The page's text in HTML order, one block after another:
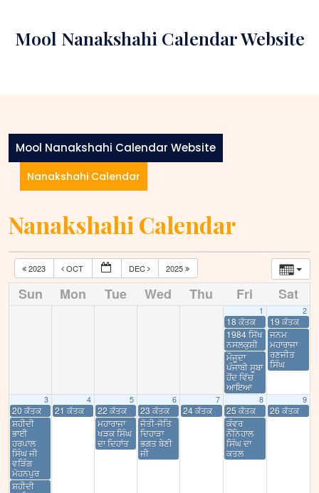
contentMool Nanakshahi Calendar Website
Mool Nanakshahi Calendar Website
Nanakshahi Calendar
Nanakshahi Calendar
2023 OCT DEC 2025
Sun Mon Tue Wed Thu Fri Sat
1
18 ਕੱਤਕ
1984 ਸਿੱਖ
ਨਸਲਕੁਸ਼ੀ
ਮੌਜੂਦਾ
ਪੰਜਾਬੀ ਸੂਬਾ
ਹੋਂਦ ਵਿੱਚ
ਆਇਆ
2
19 ਕੱਤਕ
ਜਨਮ
ਮਹਾਰਾਜਾ
ਰਣਜੀਤ
ਸਿੰਘ
3
20 ਕੱਤਕ
ਸ਼ਹੀਦੀ
ਭਾਈ
ਹਰਪਾਲ
ਸਿੰਘ ਜੀ
ਵੜਿੰਗ
ਮੋਹਨਪੁਰ
ਸ਼ਹੀਦੀ
4
21 ਕੱਤਕ
5
22 ਕੱਤਕ
ਮਹਾਰਾਜਾ
ਖੜਕ ਸਿੰਘ
ਦਾ ਦਿਹਾਂਤ
6
23 ਕੱਤਕ
ਜੋਤੀ-ਜੋਤਿ
ਦਿਹਾੜਾ
ਭਗਤ ਬੇਣੀ
ਜੀ
7
24 ਕੱਤਕ
8
25 ਕੱਤਕ
ਕੰਵਰ
ਨੌਂਨਿਹਾਲ
ਸਿੰਘ ਦਾ
ਕਤਲ
9
26 ਕੱਤਕ